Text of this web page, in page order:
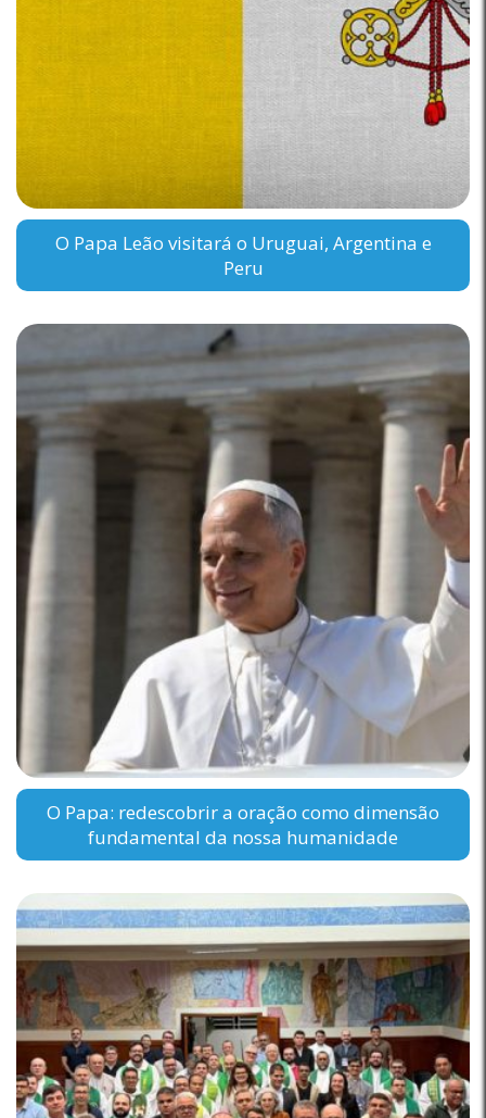
O Papa Leão visitará o Uruguai, Argentina e
Peru
O Papa: redescobrir a oração como dimensão
fundamental da nossa humanidade